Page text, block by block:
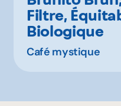
Filtre,
Biologique
Café mystique